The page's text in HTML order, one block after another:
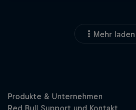
Mehr laden